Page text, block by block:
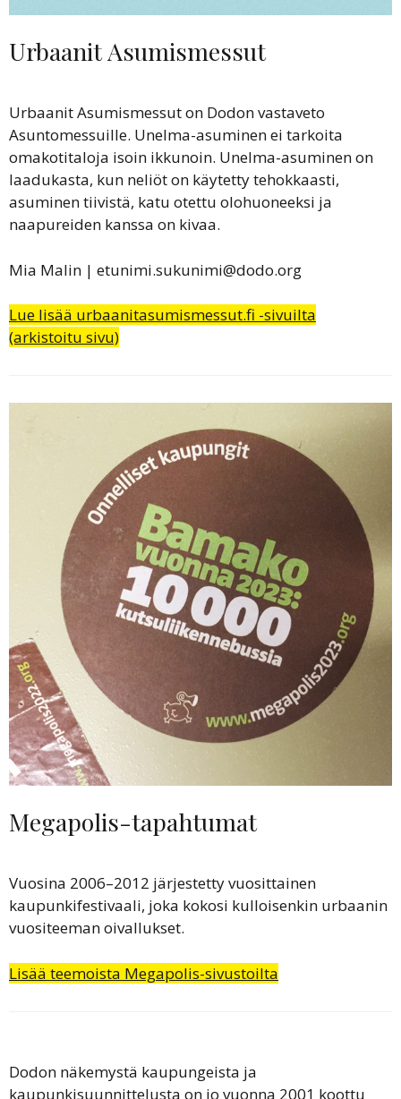
Urbaanit Asumismessut
Urbaanit Asumismessut on Dodon vastaveto
Asuntomessuille. Unelma-asuminen ei tarkoita
omakotitaloja isoin ikkunoin. Unelma-asuminen on
laadukasta, kun neliöt on käytetty tehokkaasti,
asuminen tiivistä, katu otettu olohuoneeksi ja
naapureiden kanssa on kivaa.
Mia Malin | etunimi.sukunimi@dodo.org
Lue lisää urbaanitasumismessut.fi -sivuilta
(arkistoitu sivu)
Megapolis-tapahtumat
Vuosina 2006–2012 järjestetty vuosittainen
kaupunkifestivaali, joka kokosi kulloisenkin urbaanin
vuositeeman oivallukset.
Lisää teemoista Megapolis-sivustoilta
Dodon näkemystä kaupungeista ja
kaupunkisuunnittelusta on jo vuonna 2001 koottu